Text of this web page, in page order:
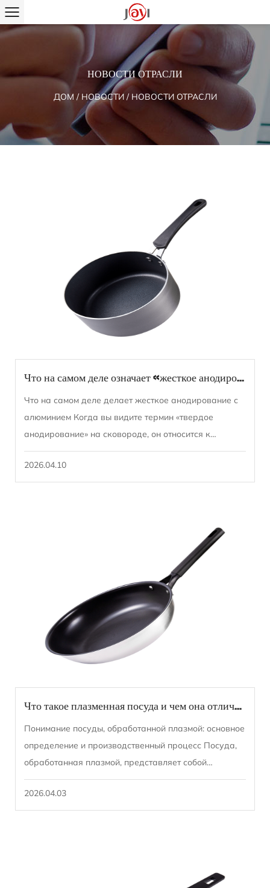
НОВОСТИ ОТРАСЛИ
ДОМ / НОВОСТИ/ НОВОСТИ ОТРАСЛИ
Что на самом деле означает «жесткое анодирование» для сковороды?
Что на самом деле делает жесткое анодирование с
алюминием Когда вы видите термин «твердое
анодирование» на сковороде, он относится к
специфической электрохимической обработке
поверхности, ...
2026.04.10
Что такое плазменная посуда и чем она отличается от традиционной посуды с антипригарным покрытием?
Понимание посуды, обработанной плазмой: основное
определение и производственный процесс Посуда,
обработанная плазмой, представляет собой
продвинутую категорию кухонной посуды,
созданной с ...
2026.04.03